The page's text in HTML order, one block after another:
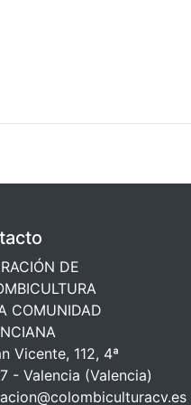
DE
COMUNIDAD
Vicente, 112, 4ª
- Valencia (Valencia)